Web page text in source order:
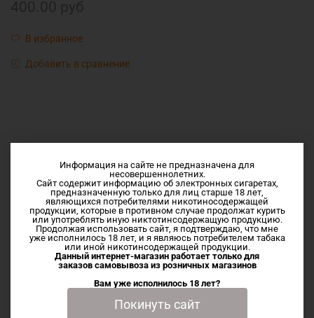
В избранное
Добавить в сравнение
Описание
Ещё один великолепный лимонад от Мексиканца,
слушайте рецепт: Хорошая горсть лесных ягод + немного
винограда, и всё в морозилку на сутки.
Купить эту жидкость можно в нашем интернет-магазине с
доставкой , или в розничных вейп шопах иваново и шуя
Информация на сайте не предназначена для
несовершеннолетних.
Сайт содержит информацию об электронных сигаретах,
предназначенную только для лиц старше 18 лет,
являющихся потребителями никотиносодержащей
продукции, которые в противном случае продолжат курить
или употреблять иную никтотинсодержащую продукцию.
Продолжая использовать сайт, я подтверждаю, что мне
уже исполнилось 18 лет, и я являюсь потребителем табака
или иной никотинсодержащей продукции.
Данный интернет-магазин работает только для
заказов самовывоза из розничных магазинов
Вам уже исполнилось 18 лет?
Покинуть сайт